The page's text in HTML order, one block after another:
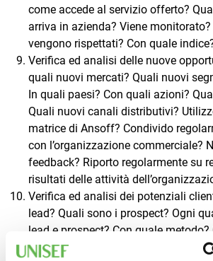
come accede al servizio offerto?
arriva in azienda? Viene monitorato?
vengono rispettati? Con quale
Verifica ed analisi delle nuove
quali nuovi mercati? Quali nuovi
In quali paesi? Con quali azioni?
Quali nuovi canali distributivi?
matrice di Ansoff? Condivido
con l’organizzazione commerciale?
feedback? Riporto regolarmente su
risultati delle attività
Verifica ed analisi dei potenziali
lead? Quali sono i prospect? Ogni
lead e prospect? Con quale metodo?
risultato? Dove e come archiviamo e